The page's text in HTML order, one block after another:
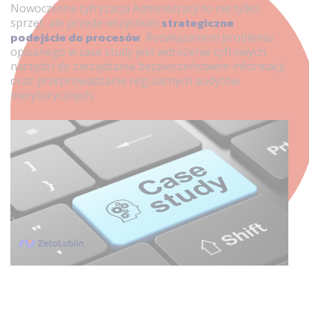
Nowoczesna cyfryzacja Administracji to nie tylko
sprzęt, ale przede wszystkim strategiczne
podejście do procesów. Rozwiązaniem problemu
opisanego w case study jest wdrożenie cyfrowych
narzędzi do zarządzania bezpieczeństwem informacji
oraz przeprowadzanie regularnych audytów
merytorycznych.